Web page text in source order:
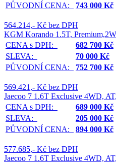
PŮVODNÍ CENA:
743 000 Kč
564.214,- Kč bez DPH
KGM Korando 1.5T,
CENA s DPH:
682 700 Kč
SLEVA:
70 000 Kč
PŮVODNÍ CENA:
752 700 Kč
569.421,- Kč bez DPH
Jaecoo 7 1.6T Exclusive 4WD,
CENA s DPH:
689 000 Kč
SLEVA:
205 000 Kč
PŮVODNÍ CENA:
894 000 Kč
577.685,- Kč bez DPH
Jaecoo 7 1.6T Exclusive 4WD,